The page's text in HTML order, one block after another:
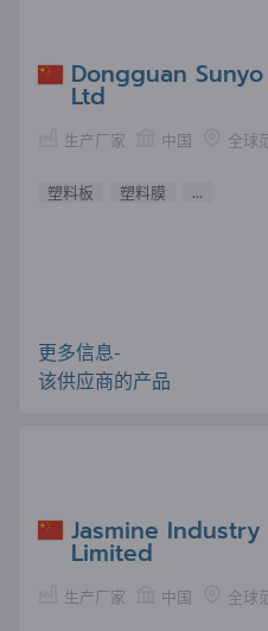
Dongguan
Ltd
生产厂家 中国 全球
塑料板 塑料膜 ...
更多信息-
该供应商的产品
Jasmine
Limited
生产厂家 中国 全球